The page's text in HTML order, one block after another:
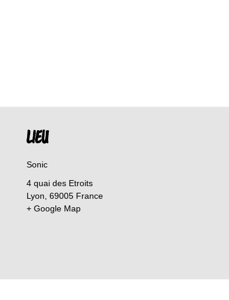
LIEU
Sonic
4 quai des Etroits
Lyon 69005 France
+ Google Map